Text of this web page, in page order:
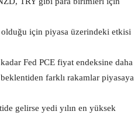
için piyasa üzerindeki etkisi
Fed PCE fiyat endeksine daha
farklı rakamlar piyasaya
gelirse yedi yılın en yüksek